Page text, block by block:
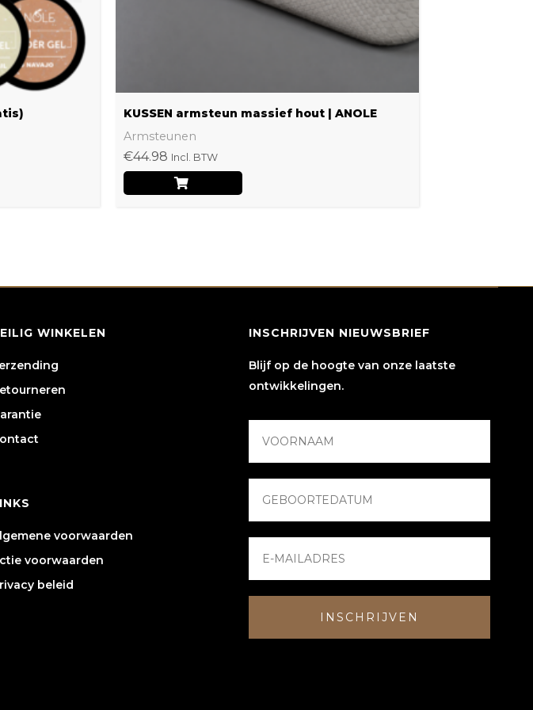
KUSSEN armsteun massief hout | ANOLE
Armsteunen
€44.98 Incl. BTW
worden
productpagina
WINKELEN
voorwaarden
voorwaarden
beleid
INSCHRIJVEN NIEUWSBRIEF
Blijf op de hoogte van onze laatste
ontwikkelingen.
INSCHRIJVEN